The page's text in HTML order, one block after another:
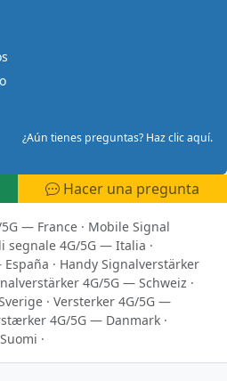
¿Aún tienes preguntas? Haz clic aquí.
Hacer una pregunta
— France · Mobile Signal
segnale 4G/5G — Italia ·
· Handy Signalverstärker
4G/5G — Schweiz ·
· Versterker 4G/5G —
4G/5G — Danmark ·
·